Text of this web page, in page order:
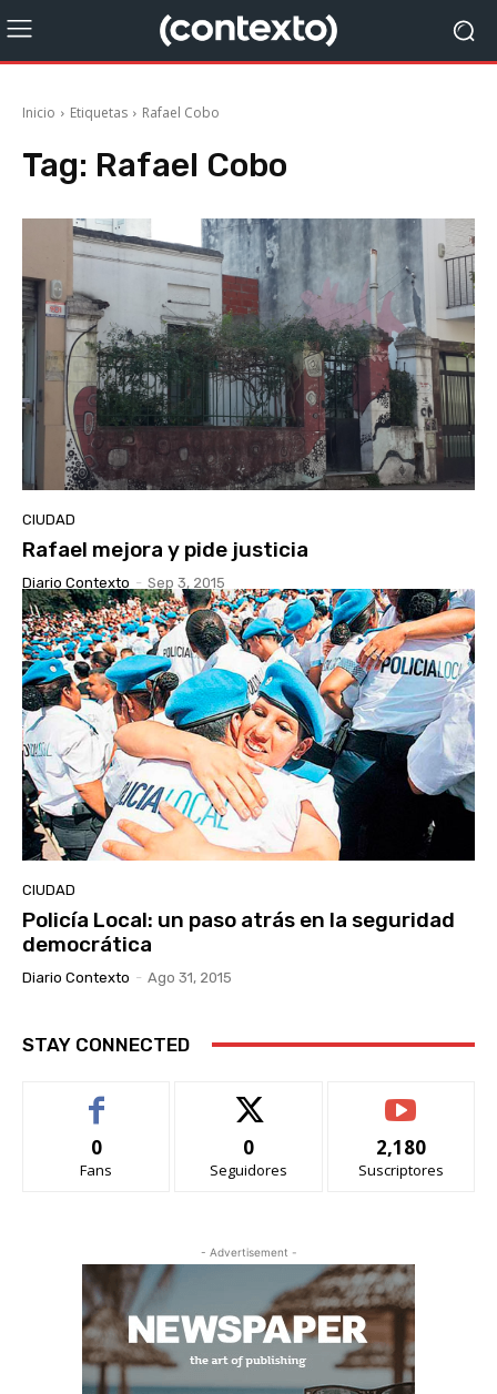
Inicio Etiquetas Rafael Cobo
Tag: Rafael Cobo
CIUDAD
Rafael mejora y pide justicia
Diario Contexto - Sep 3, 2015
CIUDAD
Policía Local: un paso atrás en la seguridad
democrática
Diario Contexto - Ago 31, 2015
STAY CONNECTED
0
Fans
0
Seguidores
2,180
Suscriptores
- Advertisement -